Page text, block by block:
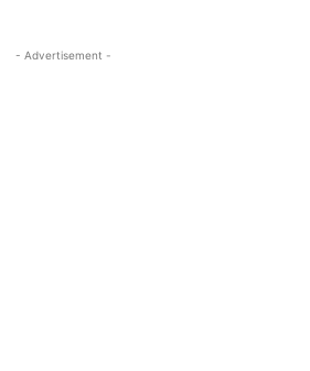
- Advertisement -